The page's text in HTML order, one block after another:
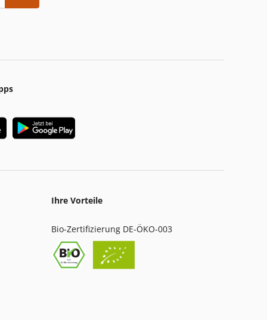
Ihre Vorteile
Bio-Zertifizierung DE-ÖKO-003